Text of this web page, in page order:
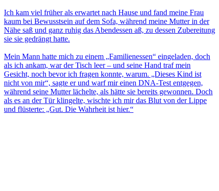
Ich kam viel früher als erwartet nach Hause und fand meine Frau
kaum bei Bewusstsein auf dem Sofa, während meine Mutter in der
Nähe saß und ganz ruhig das Abendessen aß, zu dessen Zubereitung
sie sie gedrängt hatte.
Mein Mann hatte mich zu einem „Familienessen“ eingeladen, doch
als ich ankam, war der Tisch leer – und seine Hand traf mein
Gesicht, noch bevor ich fragen konnte, warum. „Dieses Kind ist
nicht von mir“, sagte er und warf mir einen DNA-Test entgegen,
während seine Mutter lächelte, als hätte sie bereits gewonnen. Doch
als es an der Tür klingelte, wischte ich mir das Blut von der Lippe
und flüsterte: „Gut. Die Wahrheit ist hier.“